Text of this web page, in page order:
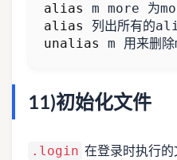
alias
alias
unalias
m 用来删
11)初始化文件
.login 在登录时执行的